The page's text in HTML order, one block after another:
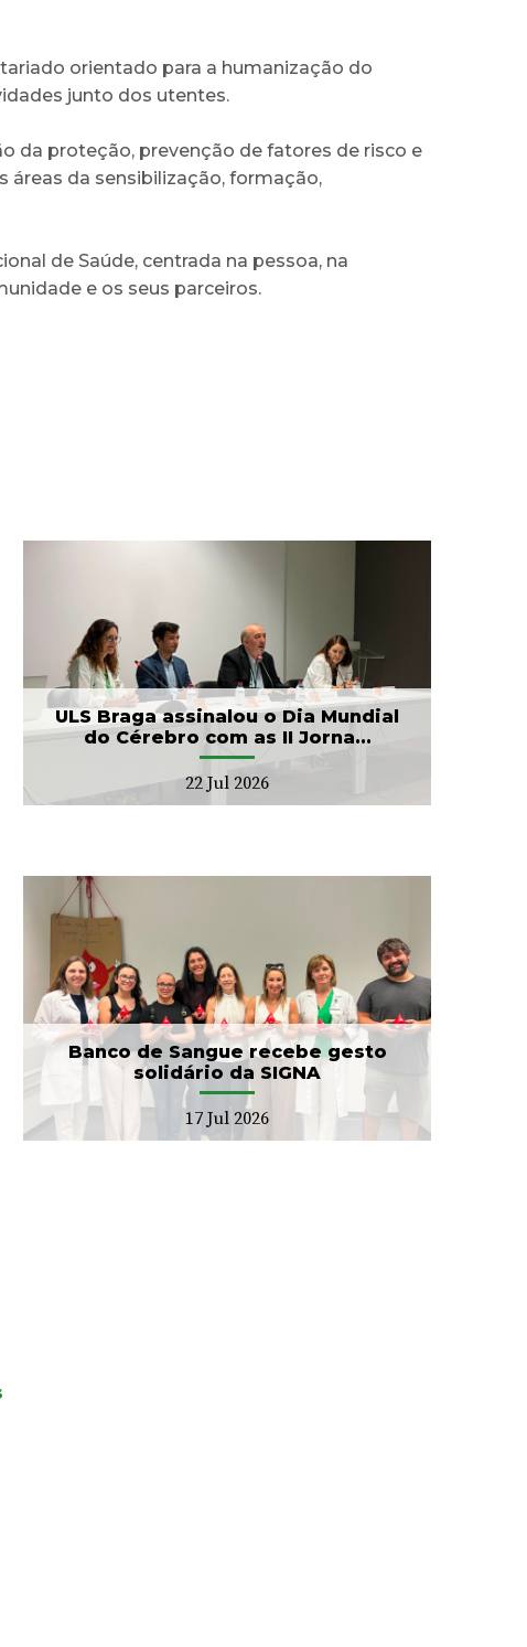
orientado para a humanização do
junto dos utentes.
da proteção, prevenção de fatores de risco e
áreas da sensibilização, formação,
de Saúde, centrada na pessoa, na
e os seus parceiros.
ULS Braga assinalou o Dia Mundial
do Cérebro com as II Jorna...
22 Jul 2026
Banco de Sangue recebe gesto
solidário da SIGNA
17 Jul 2026